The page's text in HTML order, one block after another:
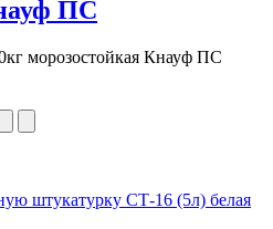
ПС
морозостойкая Кнауф ПС